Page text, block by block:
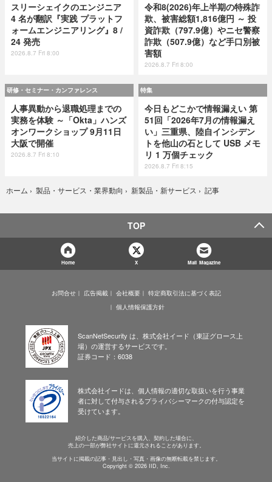
スリーシェイクのエンジニア
4 名が翻訳『実践 プラットフ
ォームエンジニアリング』8 /
24 発売
2026.8.7 Fri 8:00
令和8(2026)年上半期の特殊詐
欺、被害総額1,816億円 ～ 投
資詐欺（797.9億）やニセ警察
詐欺（507.9億）など手口別被
害額
2026.8.7 Fri 8:00
研修・セミナー・カンファレンス
人事異動から退職処理までの
実務を体験 ～「Okta」ハンズ
オンワークショップ 9月11日
大阪で開催
2026.8.7 Fri 8:10
特集
今日もどこかで情報漏えい 第
51回「2026年7月の情報漏え
い」三重県、陸自インシデン
トを他山の石として USB メモ
リ 1 万個チェック
2026.8.7 Fri 8:15
ホーム › 製品・サービス・業界動向 › 新製品・新サービス › 記事
TOP
Home X Mail Magazine
お問合せ 広告掲載 会社概要
特定商取引法に基づく表記
個人情報保護方針
ScanNetSecurity は、株式会社イード（東証グロース上
場）の運営するサービスです。
証券コード：6038
株式会社イードは、個人情報の適切な取扱いを行う事業
者に対して付与されるプライバシーマークの付与認定を
受けています。
紹介した商品/サービスを購入、契約した場合に、
売上の一部が弊社サイトに還元されることがあります。
当サイトに掲載の記事・見出し・写真・画像の無断転載を禁じます。
Copyright © 2026 IID, Inc.